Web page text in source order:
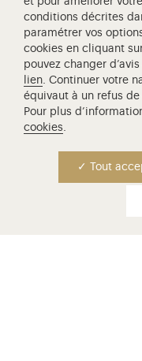
conditions décrites
paramétrer vos
cookies en cliquant
pouvez changer
lien. Continuer votre
équivaut à un refus
Pour plus
cookies.
Tout